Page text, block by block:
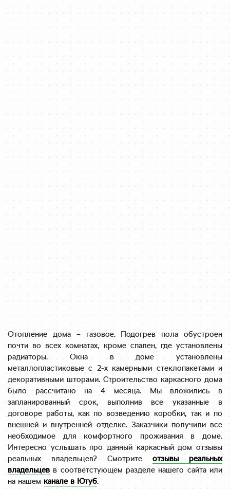
Отопление дома – газовое. Подогрев пола обустроен
почти во всех комнатах, кроме спален, где установлены
радиаторы. Окна в доме установлены
металлопластиковые с 2-х камерными стеклопакетами и
декоративными шторами. Строительство каркасного дома
было рассчитано на 4 месяца. Мы вложились в
запланированный срок, выполнив все указанные в
договоре работы, как по возведению коробки, так и по
внешней и внутренней отделке. Заказчики получили все
необходимое для комфортного проживания в доме.
Интересно услышать про данный каркасный дом отзывы
реальных владельцев? Смотрите отзывы реальных
владельцев в соответстующем разделе нашего сайта или
на нашем канале в Ютуб.